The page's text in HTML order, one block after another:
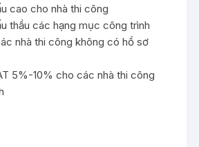
cao cho nhà thi công
thầu các hạng mục công trình
nhà thi công không có hồ sơ
5%-10% cho các nhà thi công